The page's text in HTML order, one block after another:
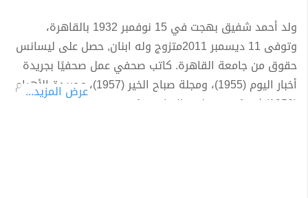
ولد أحمد شفيق بهجت في 15 نوفمبر 1932 بالقاهرة،
وتوفى 11 ديسمبر 2011متزوج وله ابنان, حصل على ليسانس
حقوق من جامعة القاهرة. كاتب صحفي عمل صحفيًا بجريدة
أخبار اليوم (1955)، ومجلة صباح الخير (1957)، وجريدة الأهرام
(1958) ثم رئيس مجلس الإدارة ورئيس تحرير مجلة الإذاعة
عرض المزيد...